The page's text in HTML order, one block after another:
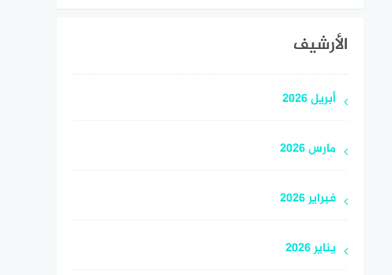
الأرشيف
أبريل 2026
مارس 2026
فبراير 2026
يناير 2026